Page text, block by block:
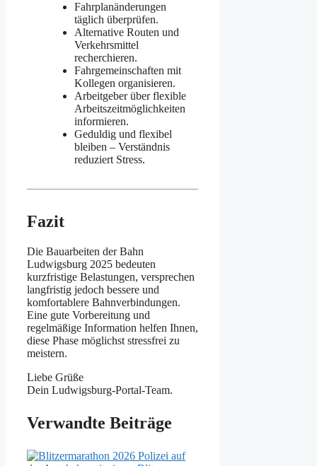
Fahrplanänderungen
täglich überprüfen.
Alternative Routen und
Verkehrsmittel
recherchieren.
Fahrgemeinschaften mit
Kollegen organisieren.
Arbeitgeber über flexible
Arbeitszeitmöglichkeiten
informieren.
Geduldig und flexibel
bleiben – Verständnis
reduziert Stress.
Fazit
Die Bauarbeiten der Bahn
Ludwigsburg 2025 bedeuten
kurzfristige Belastungen, versprechen
langfristig jedoch bessere und
komfortablere Bahnverbindungen.
Eine gute Vorbereitung und
regelmäßige Information helfen Ihnen,
diese Phase möglichst stressfrei zu
meistern.
Liebe Grüße
Dein Ludwigsburg-Portal-Team.
Verwandte Beiträge